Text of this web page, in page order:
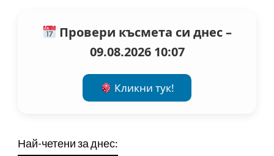
Провери късмета си днес –
09.08.2026 10:07
Кликни тук!
Най-четени за днес: